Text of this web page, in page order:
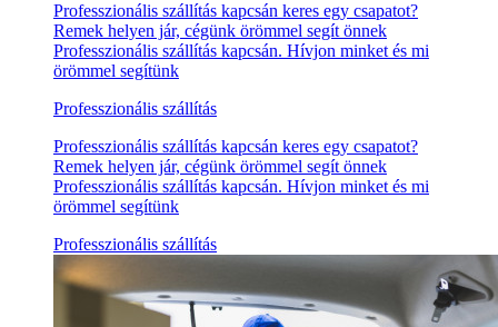
Professzionális szállítás kapcsán keres egy csapatot?
Remek helyen jár, cégünk örömmel segít önnek
Professzionális szállítás kapcsán. Hívjon minket és mi
örömmel segítünk
Professzionális szállítás
Professzionális szállítás kapcsán keres egy csapatot?
Remek helyen jár, cégünk örömmel segít önnek
Professzionális szállítás kapcsán. Hívjon minket és mi
örömmel segítünk
Professzionális szállítás